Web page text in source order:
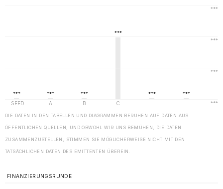
DIE DATEN IN DEN TABELLEN UND DIAGRAMMEN BERUHEN AUF DATEN AUS
ÖFFENTLICHEN QUELLEN, UND OBWOHL WIR UNS BEMÜHEN, DIE DATEN
ZUSAMMENZUSTELLEN, STIMMEN SIE MÖGLICHERWEISE NICHT MIT DEN
TATSÄCHLICHEN DATEN DES EMITTENTEN ÜBEREIN.
FINANZIERUNGSRUNDE